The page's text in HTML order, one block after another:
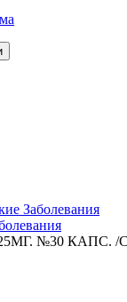
Заболевания
№30 КАПС. /